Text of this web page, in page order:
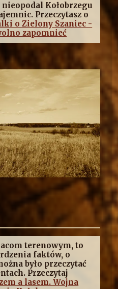
Kołobrzegu
Przeczytasz o
o Zielony Szaniec -
zapomnieć
terenowym, to
faktów, o
było przeczytać
Przeczytaj
a lasem. Wojna